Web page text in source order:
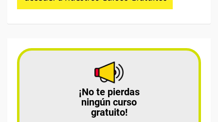
¡No te pierdas
ningún curso
gratuito!